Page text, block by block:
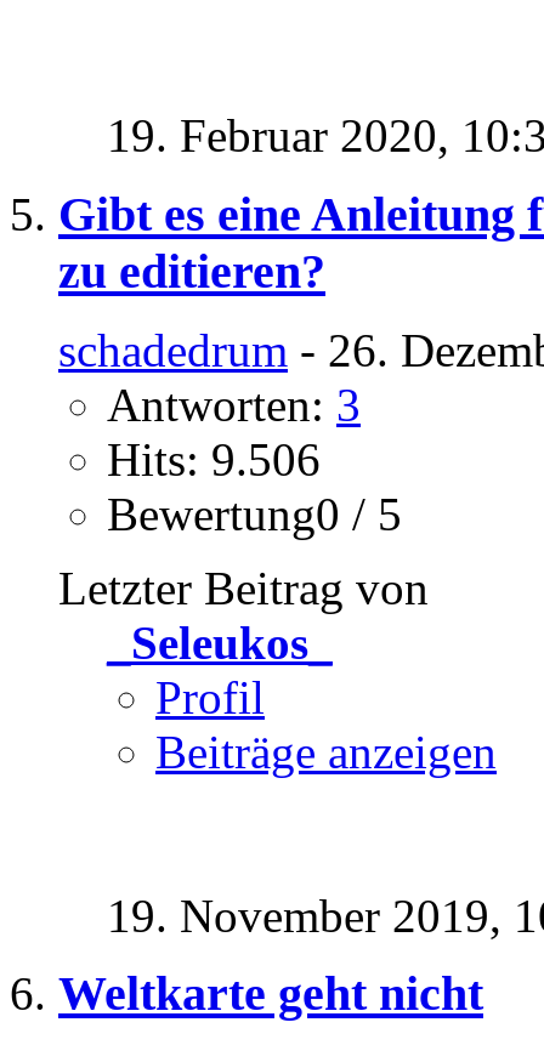
19. Februar 2020,
Gibt es eine Anleitung
zu editieren?
schadedrum - 26.
Antworten: 3
Hits: 9.506
Bewertung0 / 5
Letzter Beitrag von
_Seleukos_
Profil
Beiträge anzeigen
19. November 2019,
Weltkarte geht nicht